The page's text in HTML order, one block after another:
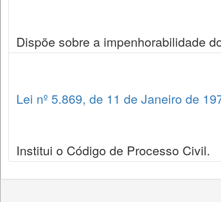
Dispõe sobre a impenhorabilidade
Lei nº 5.869, de 11 de Janeiro de
Institui o Código de Processo Civil.